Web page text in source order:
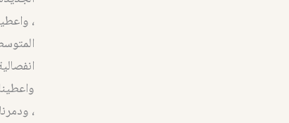
،
،